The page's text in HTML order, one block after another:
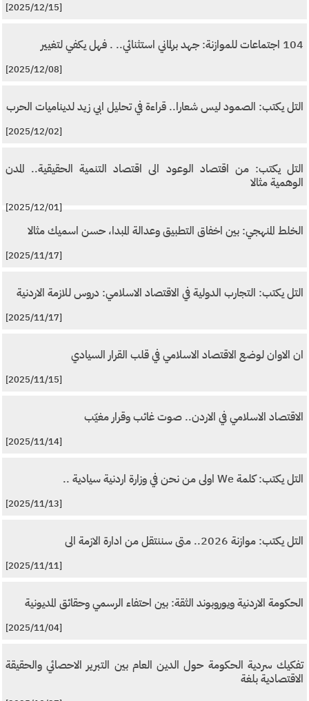
[2025/12/15]
104 اجتماعات للموازنة: جهد برلماني استثنائي.. . فهل يكفي لتغيير
[2025/12/08]
التل يكتب: الصمود ليس شعارا.. قراءة في تحليل ابي زيد لديناميات الحرب
[2025/12/02]
التل يكتب: من اقتصاد الوعود الى اقتصاد التنمية الحقيقية.. المدن
الوهمية مثالا
[2025/12/01]
الخلط المنهجي: بين اخفاق التطبيق وعدالة المبدا، حسن اسميك مثالا
[2025/11/17]
التل يكتب: التجارب الدولية في الاقتصاد الاسلامي: دروس للازمة الاردنية
[2025/11/17]
ان الاوان لوضع الاقتصاد الاسلامي في قلب القرار السيادي
[2025/11/15]
الاقتصاد الاسلامي في الاردن.. صوت غائب وقرار مغيّب
[2025/11/14]
التل يكتب: كلمة We اولى من نحن في وزارة اردنية سيادية ..
[2025/11/13]
التل يكتب: موازنة 2026.. متى سننتقل من ادارة الازمة الى
[2025/11/11]
الحكومة الاردنية ويوروبوند الثقة: بين احتفاء الرسمي وحقائق المديونية
[2025/11/04]
تفكيك سردية الحكومة حول الدين العام بين التبرير الاحصائي والحقيقة
الاقتصادية بلغة